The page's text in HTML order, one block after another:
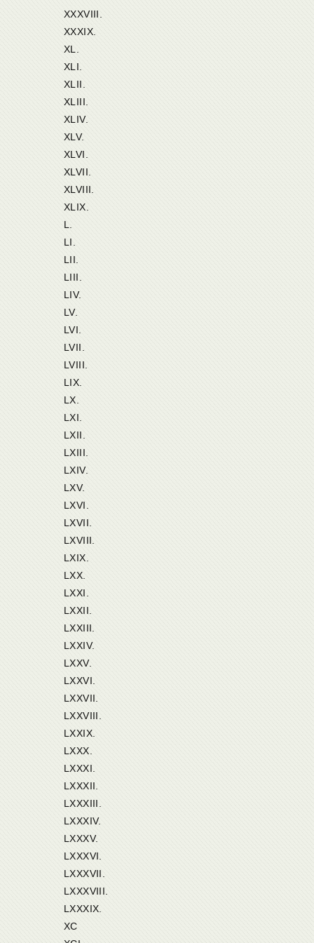
XXXVIII.
XXXIX.
XL.
XLI.
XLII.
XLIII.
XLIV.
XLV.
XLVI.
XLVII.
XLVIII.
XLIX.
L.
LI.
LII.
LIII.
LIV.
LV.
LVI.
LVII.
LVIII.
LIX.
LX.
LXI.
LXII.
LXIII.
LXIV.
LXV.
LXVI.
LXVII.
LXVIII.
LXIX.
LXX.
LXXI.
LXXII.
LXXIII.
LXXIV.
LXXV.
LXXVI.
LXXVII.
LXXVIII.
LXXIX.
LXXX.
LXXXI.
LXXXII.
LXXXIII.
LXXXIV.
LXXXV.
LXXXVI.
LXXXVII.
LXXXVIII.
LXXXIX.
XC